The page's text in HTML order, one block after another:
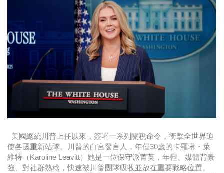
美國總統川普上任以來，簽署一系列關稅命令，衝擊全世界迫
使各國重新站隊。川普的白宮發言人，年僅30歲的卡羅琳・萊
維特（Karoline Leavitt）她是一位保守派菁英，年輕、媒體背景
強、對社群熟稔，快速被川普團隊吸收並放在重要戰略位置。
域動行銷公布人事異動
CSD中衛營運長張德成：中衛跳脫框架 玩出口罩新
時尚
金獎的代價 牛恆泰：沒人知道我失去什麼！
台灣百事食品 注重品牌體驗創造差異化
牛恆泰：媒體產業蛻變關鍵期，數位轉型該怎麼
搞？（上）